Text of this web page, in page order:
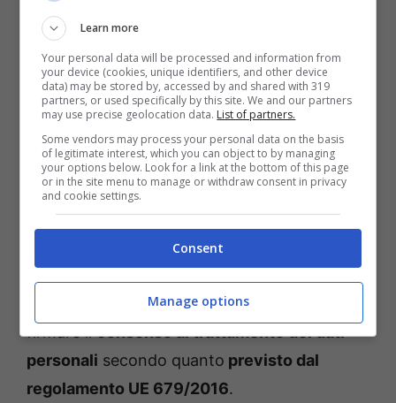
concorrenti Affari tuoi (Giustizia.brescia.it)
Per essere comunque sempre aggiornati si
consiglia di andare sui siti ufficiali citati sopra,
per sapere se si è ancora in tempo per
candidarsi. Il primo requisito per partecipare
è l’età: chiaramente bisogna essere
maggiorenni. Quando si invia la candidatura
allegare un breve video di presentazione e
firmare ilconsenso al trattamento dei dati
personali secondo quanto previsto dal
regolamento UE 679/2016.
Learn more
Your personal data will be processed and information from
your device (cookies, unique identifiers, and other device
data) may be stored by, accessed by and shared with 319
partners, or used specifically by this site. We and our partners
may use precise geolocation data. List of partners.
Some vendors may process your personal data on the basis
of legitimate interest, which you can object to by managing
your options below. Look for a link at the bottom of this page
or in the site menu to manage or withdraw consent in privacy
and cookie settings.
Consent
Manage options